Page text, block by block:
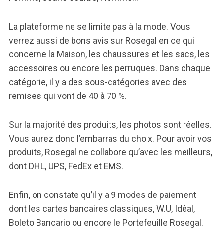
La plateforme ne se limite pas à la mode. Vous
verrez aussi de bons avis sur Rosegal en ce qui
concerne la Maison, les chaussures et les sacs, les
accessoires ou encore les perruques. Dans chaque
catégorie, il y a des sous-catégories avec des
remises qui vont de 40 à 70 %.
Sur la majorité des produits, les photos sont réelles.
Vous aurez donc l’embarras du choix. Pour avoir vos
produits, Rosegal ne collabore qu’avec les meilleurs,
dont DHL, UPS, FedEx et EMS.
Enfin, on constate qu’il y a 9 modes de paiement
dont les cartes bancaires classiques, W.U, Idéal,
Boleto Bancario ou encore le Portefeuille Rosegal.